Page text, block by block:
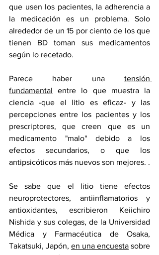
que usen los pacientes, la adherencia a
la medicación es un problema. Solo
alrededor de un 15 por ciento de los que
tienen BD toman sus medicamentos
según lo recetado.
Parece haber una tensión
fundamental entre lo que muestra la
ciencia -que el litio es eficaz- y las
percepciones entre los pacientes y los
prescriptores, que creen que es un
medicamento "malo" debido a los
efectos secundarios, o que los
antipsicóticos más nuevos son mejores. .
Se sabe que el litio tiene efectos
neuroprotectores, antiinflamatorios y
antioxidantes, escribieron Keiichiro
Nishida y sus colegas, de la Universidad
Médica y Farmacéutica de Osaka,
Takatsuki, Japón, en una encuesta sobre